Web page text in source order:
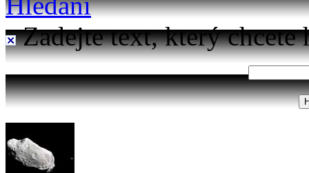
Zadejte text, který chcete